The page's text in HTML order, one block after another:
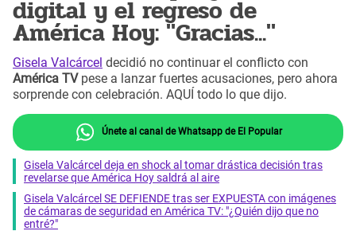
digital y el regreso de
América Hoy: "Gracias..."
Gisela Valcárcel decidió no continuar el conflicto con
América TVpese a lanzar fuertes acusaciones, pero ahora
sorprende con celebración. AQUÍ todo lo que dijo.
Únete al canal de Whatsapp de El Popular
Gisela Valcárcel deja en shock al tomar drástica decisión tras
revelarse que América Hoy saldrá al aire
Gisela Valcárcel SE DEFIENDE tras ser EXPUESTA con imágenes
de cámaras de seguridad en América TV: "¿Quién dijo que no
entré?"